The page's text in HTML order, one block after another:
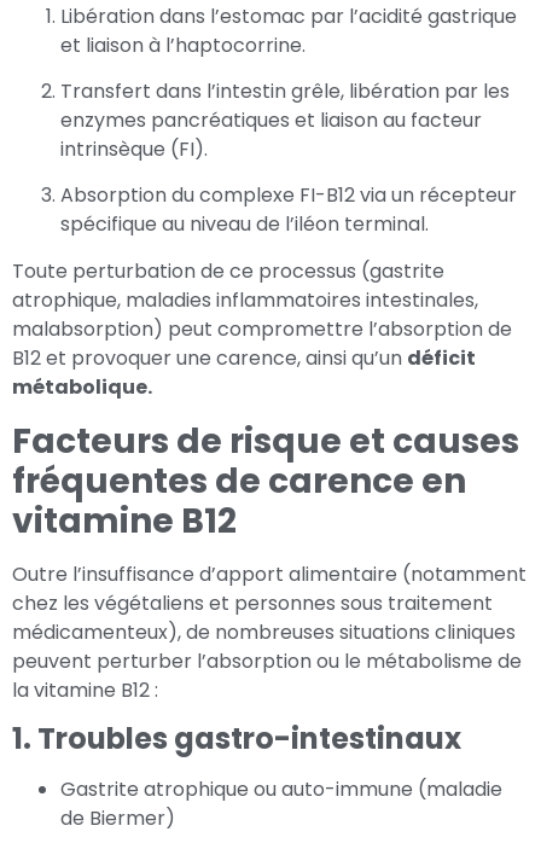
Libération dans l’estomac par l’acidité gastrique
et liaison à l’haptocorrine.
Transfert dans l’intestin grêle, libération par les
enzymes pancréatiques et liaison au facteur
intrinsèque (FI).
Absorption du complexe FI-B12 via un récepteur
spécifique au niveau de l’iléon terminal.
Toute perturbation de ce processus (gastrite
atrophique, maladies inflammatoires intestinales,
malabsorption) peut compromettre l’absorption de
B12 et provoquer une carence, ainsi qu’un déficit
métabolique.
Facteurs de risque et causes
fréquentes de carence en
vitamine B12
Outre l’insuffisance d’apport alimentaire (notamment
chez les végétaliens et personnes sous traitement
médicamenteux), de nombreuses situations cliniques
peuvent perturber l’absorption ou le métabolisme de
la vitamine B12 :
1. Troubles gastro-intestinaux
Gastrite atrophique ou auto-immune (maladie
de Biermer)